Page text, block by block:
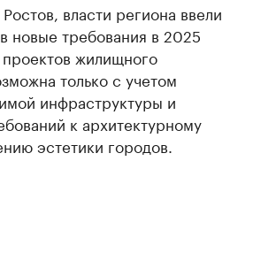
власти региона ввели
новые требования в 2025
проектов жилищного
только с учетом
инфраструктуры и
к архитектурному
эстетики городов.